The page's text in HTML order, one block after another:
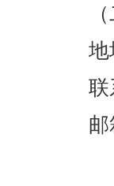
（二
地址
联系
邮箱